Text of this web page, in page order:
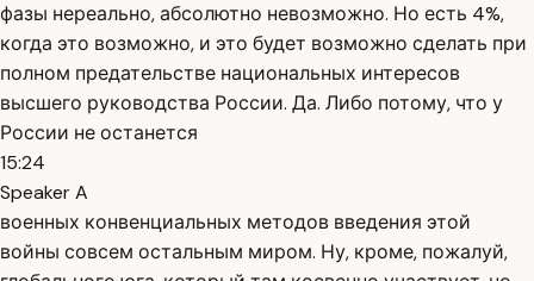
фазы нереально, абсолютно невозможно. Но есть 4%,
когда это возможно, и это будет возможно сделать при
полном предательстве национальных интересов
высшего руководства России. Да. Либо потому, что у
России не останется
15:24
Speaker A
военных конвенциальных методов введения этой
войны совсем остальным миром. Ну, кроме, пожалуй,